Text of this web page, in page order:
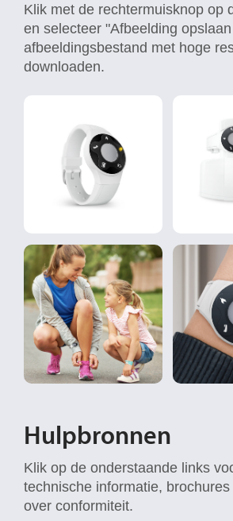
Klik met de rechtermuisknop op
en selecteer "Afbeelding
afbeeldingsbestand met hoge
downloaden.
Hulpbronnen
Klik op de onderstaande links
technische informatie,
over conformiteit.